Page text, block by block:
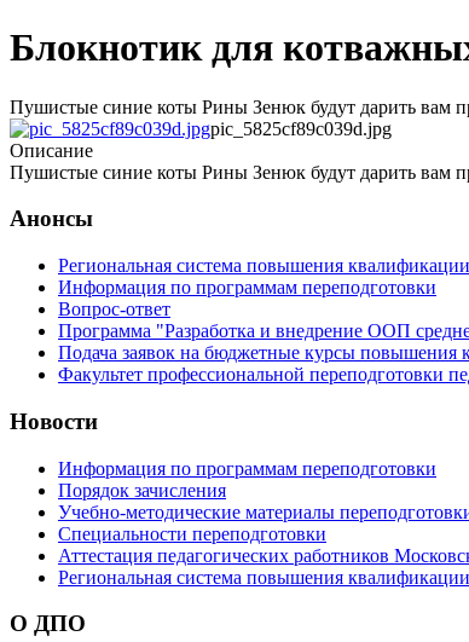
Блокнотик для
Пушистые синие коты Рины Зенюк будут дарить вам
pic_5825cf89c039d.jpg
Описание
Пушистые синие коты Рины Зенюк будут дарить вам
Анонсы
Региональная система повышения
Информация по программам переподготовки
Вопрос-ответ
Программа "Разработка и внедрение ООП
Подача заявок на бюджетные курсы повышения
Факультет профессиональной переподготовки
Новости
Информация по программам переподготовки
Порядок зачисления
Учебно-методические материалы
Специальности переподготовки
Аттестация педагогических работников
Региональная система повышения
О ДПО